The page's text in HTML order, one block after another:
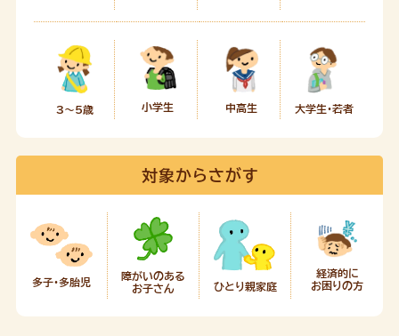
3～5歳 小学生 中高生 大学生・若者
対象からさがす
多子・多胎児
障がいのある
お子さん
ひとり親家庭
経済的に
お困りの方